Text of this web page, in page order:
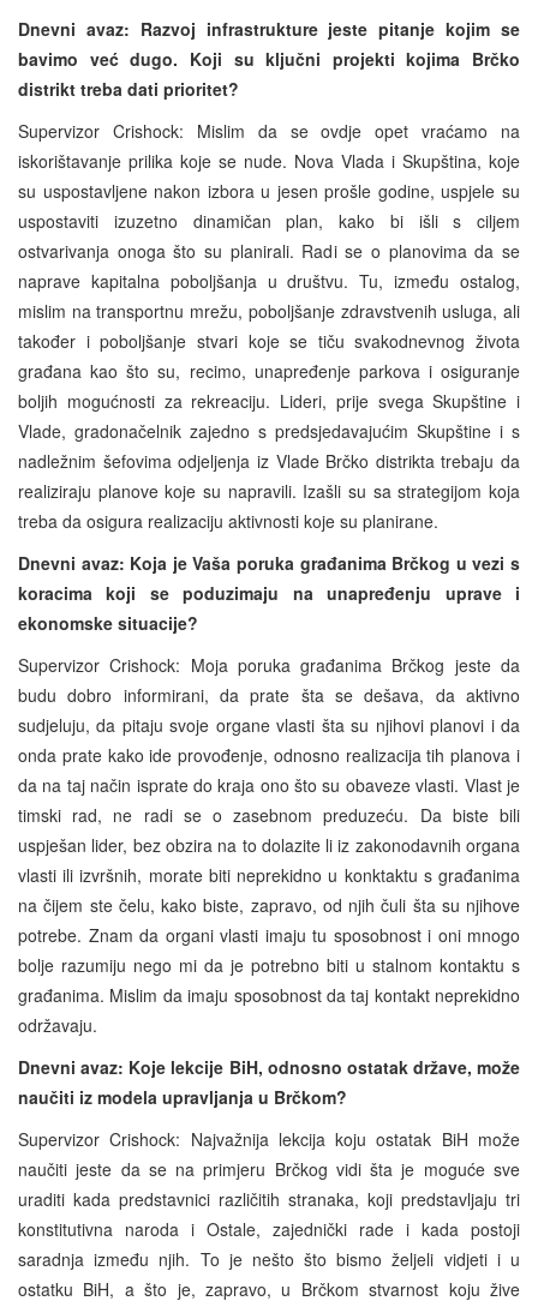
Dnevni avaz: Razvoj infrastrukture jeste pitanje kojim se
bavimo već dugo. Koji su ključni projekti kojima Brčko
distrikt treba dati prioritet?
Supervizor Crishock: Mislim da se ovdje opet vraćamo na
iskorištavanje prilika koje se nude. Nova Vlada i Skupština, koje
su uspostavljene nakon izbora u jesen prošle godine, uspjele su
uspostaviti izuzetno dinamičan plan, kako bi išli s ciljem
ostvarivanja onoga što su planirali. Radi se o planovima da se
naprave kapitalna poboljšanja u društvu. Tu, između ostalog,
mislim na transportnu mrežu, poboljšanje zdravstvenih usluga, ali
također i poboljšanje stvari koje se tiču svakodnevnog života
građana kao što su, recimo, unapređenje parkova i osiguranje
boljih mogućnosti za rekreaciju. Lideri, prije svega Skupštine i
Vlade, gradonačelnik zajedno s predsjedavajućim Skupštine i s
nadležnim šefovima odjeljenja iz Vlade Brčko distrikta trebaju da
realiziraju planove koje su napravili. Izašli su sa strategijom koja
treba da osigura realizaciju aktivnosti koje su planirane.
Dnevni avaz: Koja je Vaša poruka građanima Brčkog u vezi s
koracima koji se poduzimaju na unapređenju uprave i
ekonomske situacije?
Supervizor Crishock: Moja poruka građanima Brčkog jeste da
budu dobro informirani, da prate šta se dešava, da aktivno
sudjeluju, da pitaju svoje organe vlasti šta su njihovi planovi i da
onda prate kako ide provođenje, odnosno realizacija tih planova i
da na taj način isprate do kraja ono što su obaveze vlasti. Vlast je
timski rad, ne radi se o zasebnom preduzeću. Da biste bili
uspješan lider, bez obzira na to dolazite li iz zakonodavnih organa
vlasti ili izvršnih, morate biti neprekidno u konktaktu s građanima
na čijem ste čelu, kako biste, zapravo, od njih čuli šta su njihove
potrebe. Znam da organi vlasti imaju tu sposobnost i oni mnogo
bolje razumiju nego mi da je potrebno biti u stalnom kontaktu s
građanima. Mislim da imaju sposobnost da taj kontakt neprekidno
održavaju.
Dnevni avaz: Koje lekcije BiH, odnosno ostatak države, može
naučiti iz modela upravljanja u Brčkom?
Supervizor Crishock: Najvažnija lekcija koju ostatak BiH može
naučiti jeste da se na primjeru Brčkog vidi šta je moguće sve
uraditi kada predstavnici različitih stranaka, koji predstavljaju tri
konstitutivna naroda i Ostale, zajednički rade i kada postoji
saradnja između njih. To je nešto što bismo željeli vidjeti i u
ostatku BiH, a što je, zapravo, u Brčkom stvarnost koju žive